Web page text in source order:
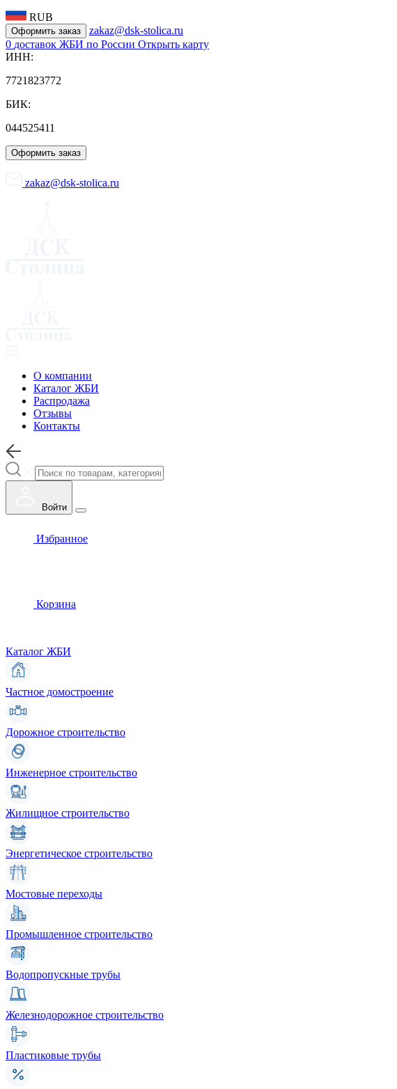
RUB
Оформить заказ
zakaz@dsk-stolica.ru
0 доставок ЖБИ по России Открыть карту
ИНН:
7721823772
БИК:
044525411
Оформить заказ
zakaz@dsk-stolica.ru
О компании
Каталог ЖБИ
Распродажа
Отзывы
Контакты
Войти
Избранное
Корзина
Каталог ЖБИ
Частное домостроение
Дорожное строительство
Инженерное строительство
Жилищное строительство
Энергетическое строительство
Мостовые переходы
Промышленное строительство
Водопропускные трубы
Железнодорожное строительство
Пластиковые трубы